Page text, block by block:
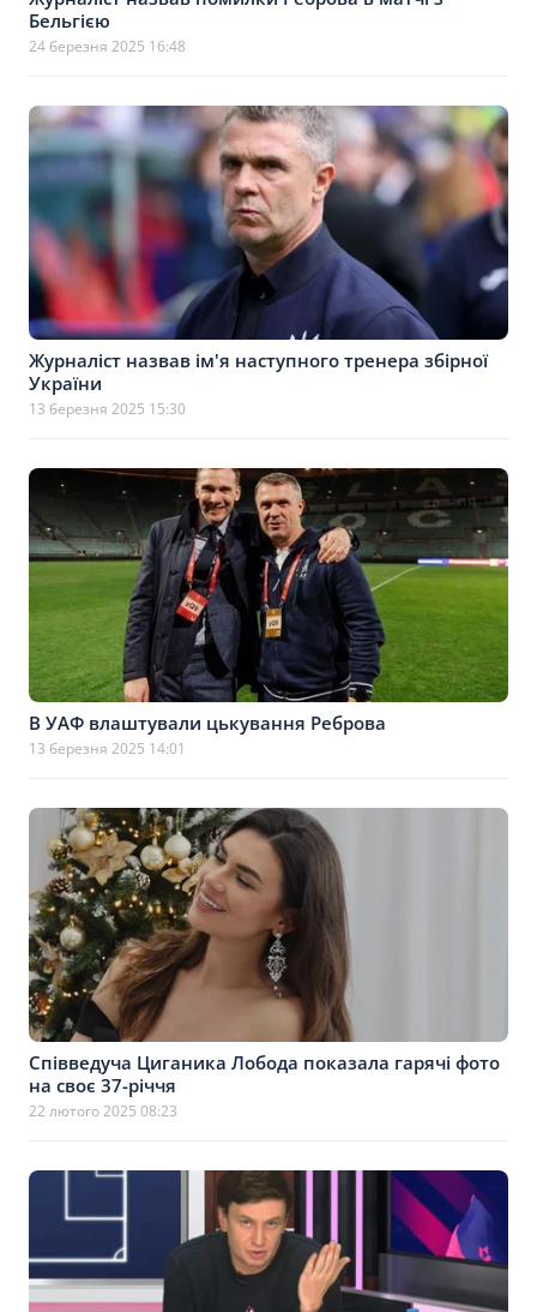
Бельгією
24 березня 2025 16:48
Журналіст назвав ім'я наступного тренера збірної
України
13 березня 2025 15:30
В УАФ влаштували цькування Реброва
13 березня 2025 14:01
Співведуча Циганика Лобода показала гарячі фото
на своє 37-річчя
22 лютого 2025 08:23